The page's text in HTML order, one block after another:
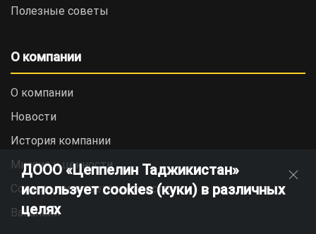
Полезные советы
О компании
О компании
Новости
История компании
Миссия и ценности
Социальная ответственность
Вакансии
ДООО «Цеппелин Таджикистан»
использует cookies (куки) в различных
целях